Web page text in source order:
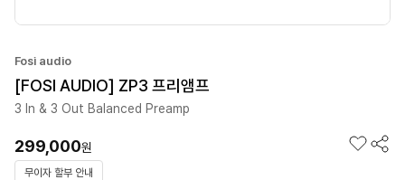
Fosi audio
[FOSI AUDIO] ZP3 프리앰프
3 In & 3 Out Balanced Preamp
299,000원
무이자 할부 안내